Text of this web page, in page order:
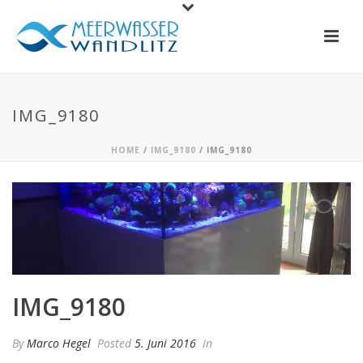
IMG_9180
HOME / IMG_9180 / IMG_9180
IMG_9180
By Marco Hegel Posted 5. Juni 2016 In